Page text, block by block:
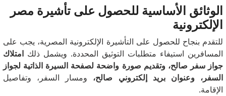
الوثائق الأساسية للحصول على تأشيرة مصر
الإلكترونية
للتقدم بنجاح للحصول على التأشيرة الإلكترونية المصرية، يجب على
المسافرين استيفاء متطلبات التوثيق المحددة. ويشمل ذلكامتلاك
جواز سفر صالح، وتقديم صورة واضحة لصفحة السيرة الذاتية لجواز
السفر، وعنوان بريد إلكتروني صالح، ومسار السفر، وتفاصيل
الإقامة.